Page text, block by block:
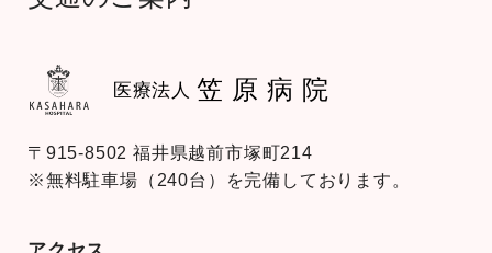
医療法人 笠原病院
〒915-8502 福井県越前市塚町214
※無料駐車場（240台）を完備しております。